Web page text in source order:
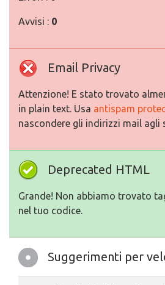
Avvisi : 0
Email Privacy
Attenzione! E stato trovato
in plain text. Usa antispam
nascondere gli indirizzi mail agli
Deprecated HTML
Grande! Non abbiamo trovato
nel tuo codice.
Suggerimenti per